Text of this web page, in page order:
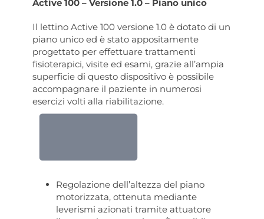
Active 100 – Versione 1.0 – Piano unico
Il lettino Active 100 versione 1.0 è dotato di un
piano unico ed è stato appositamente
progettato per effettuare trattamenti
fisioterapici, visite ed esami, grazie all’ampia
superficie di questo dispositivo è possibile
accompagnare il paziente in numerosi
esercizi volti alla riabilitazione.
Regolazione dell’altezza del piano
motorizzata, ottenuta mediante
leverismi azionati tramite attuatore